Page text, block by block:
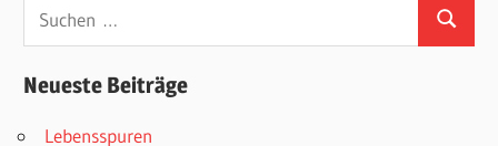
Suchen
Neueste Beiträge
Lebensspuren